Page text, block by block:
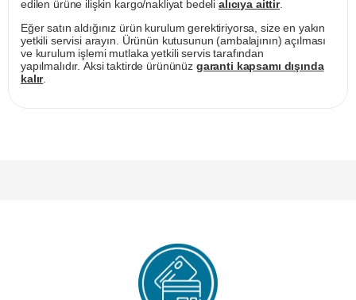
edilen ürüne ilişkin kargo/nakliyat bedeli alıcıya aittir.
Eğer satın aldığınız ürün kurulum gerektiriyorsa, size en yakın
yetkili servisi arayın. Ürünün kutusunun (ambalajının) açılması
ve kurulum işlemi mutlaka yetkili servis tarafından
yapılmalıdır. Aksi taktirde ürününüz garanti kapsamı dışında
kalır.